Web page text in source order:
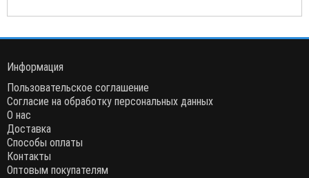
Информация
Пользовательское соглашение
Согласие на обработку персональных данных
О нас
Доставка
Способы оплаты
Контакты
Оптовым покупателям